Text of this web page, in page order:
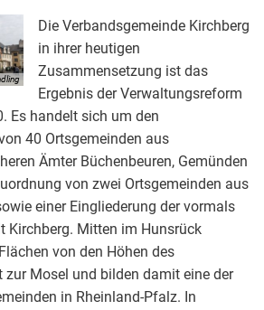
Die Verbandsgemeinde Kirchberg
in ihrer heutigen
Zusammensetzung ist das
Ergebnis der Verwaltungsreform
Es handelt sich um den
40 Ortsgemeinden aus
Ämter Büchenbeuren, Gemünden
von zwei Ortsgemeinden aus
einer Eingliederung der vormals
Kirchberg. Mitten im Hunsrück
von den Höhen des
Mosel und bilden damit eine der
in Rheinland-Pfalz. In